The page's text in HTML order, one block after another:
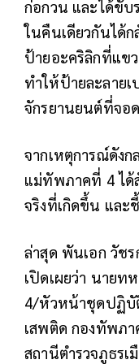
ก่อกวน และได้ขั
ในคืนเดียวกันได้ก
ป้ายอะคริลิกที่แข
ทำให้ป้ายละลาย
จักรยานยนต์ที่จอ
จากเหตุการณ์ดัง
แม่ทัพภาคที่ 4 ได้
จริงที่เกิดขึ้น และ
ล่าสุด พันเอก วัช
เปิดเผยว่า นายท
4/หัวหน้าชุดปฏิบั
เสพติด กองทัพภา
สถานีตำรวจภูธร